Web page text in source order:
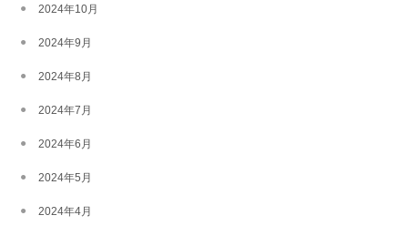
2024年10月
2024年9月
2024年8月
2024年7月
2024年6月
2024年5月
2024年4月